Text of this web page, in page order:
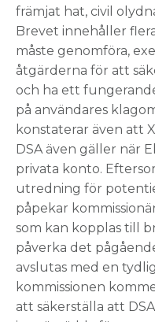
främjat hat, civil
Brevet innehåller
måste genomföra,
åtgärderna för att
och ha ett
på användares
konstaterar även att
DSA även gäller när
privata konto.
utredning för
påpekar
som kan kopplas till
påverka det
avslutas med en
kommissionen
att säkerställa att